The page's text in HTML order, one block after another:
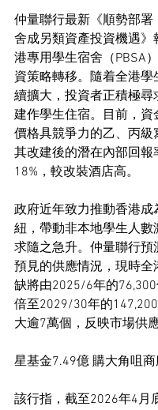
仲量聯行最新《順勢部署
舍成另類資產投資機遇》
港專用學生宿舍（PBSA
資策略轉移。隨着全港學
續擴大，投資者正積極尋
建作學生住宿。目前，資
價格具競爭力的乙、丙級
其改建後的潛在內部回報
18%，較改裝酒店高。
政府近年致力推動香港成
紐，帶動非本地學生人數
求隨之急升。仲量聯行預
預見的供應情況，現時全
缺將由2025/6年的76,300
倍至2029/30年的
大逾7萬個，反映市場供
星基金7.49億 購大角咀商
該行指，截至2026年4月